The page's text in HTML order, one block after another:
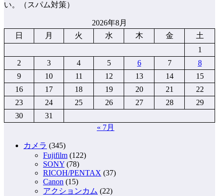
い。（スパム対策）
2026年8月
日
月 火 水 木 金
土
1
2
3 4 5 6 7
8
9
10 11 12 13 14
15
16
17 18 19 20 21
22
23
24 25 26 27 28
29
30
31
« 7月
カメラ (345)
Fujifilm (122)
SONY (78)
RICOH/PENTAX (37)
Canon (15)
アクションカム (22)